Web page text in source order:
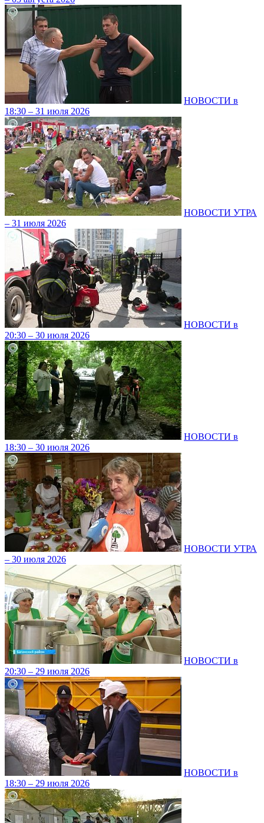
НОВОСТИ в
18:30 – 31 июля 2026
НОВОСТИ УТРА
– 31 июля 2026
НОВОСТИ в
20:30 – 30 июля 2026
НОВОСТИ в
18:30 – 30 июля 2026
НОВОСТИ УТРА
– 30 июля 2026
НОВОСТИ в
20:30 – 29 июля 2026
НОВОСТИ в
18:30 – 29 июля 2026